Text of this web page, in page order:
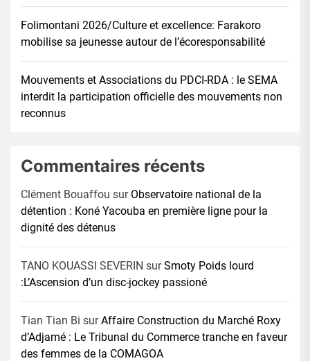
Folimontani 2026/Culture et excellence: Farakoro
mobilise sa jeunesse autour de l’écoresponsabilité
Mouvements et Associations du PDCI-RDA : le SEMA
interdit la participation officielle des mouvements non
reconnus
Commentaires récents
Clément Bouaffou sur Observatoire national de la
détention : Koné Yacouba en première ligne pour la
dignité des détenus
TANO KOUASSI SEVERIN surSmoty Poids lourd
:L’Ascension d’un disc-jockey passioné
Tian Tian Bi surAffaire Construction du Marché Roxy
d’Adjamé : Le Tribunal du Commerce tranche en faveur
des femmes de la COMAGOA